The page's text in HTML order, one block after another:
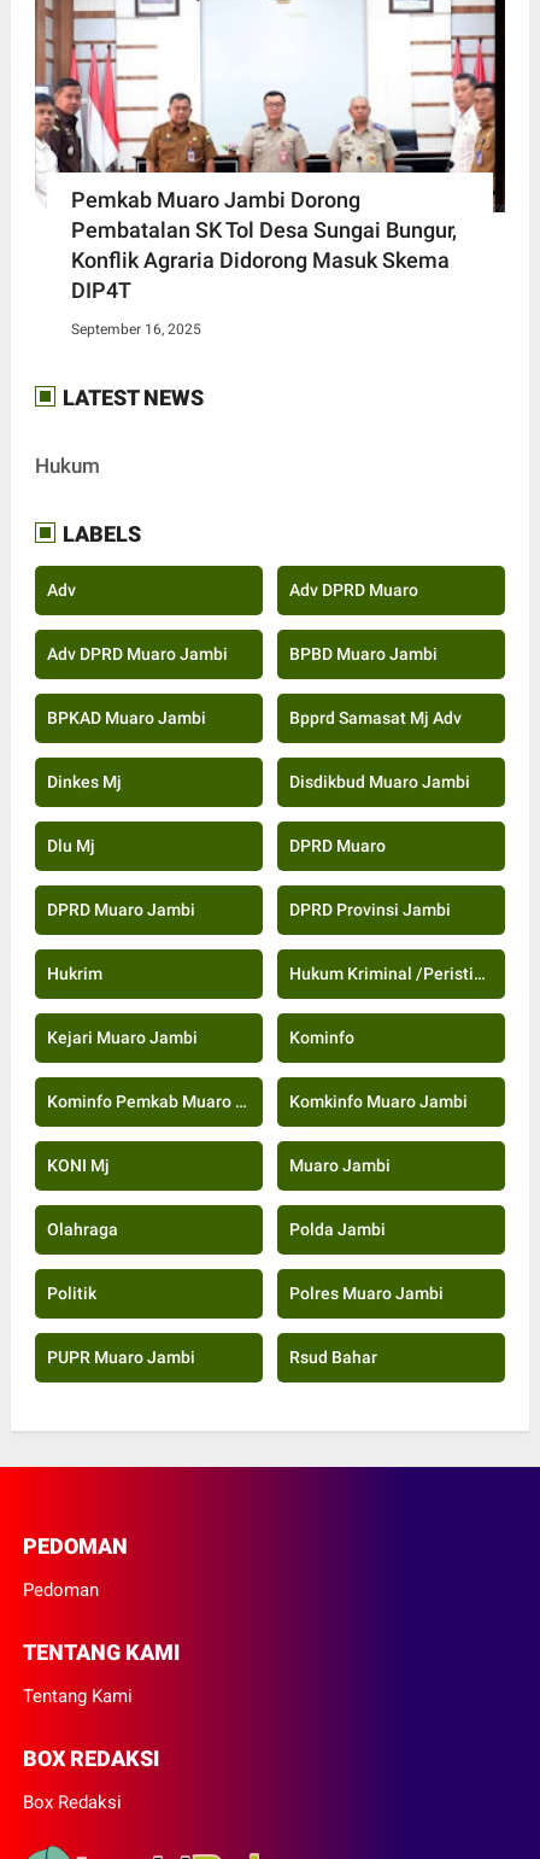
Pemkab Muaro Jambi Dorong
Pembatalan SK Tol Desa Sungai Bungur,
Konflik Agraria Didorong Masuk Skema
DIP4T
September 16, 2025
LATEST NEWS
Hukum
LABELS
Adv Adv DPRD Muaro
Adv DPRD Muaro Jambi BPBD Muaro Jambi
BPKAD Muaro Jambi Bpprd Samasat Mj Adv
Dinkes Mj Disdikbud Muaro Jambi
Dlu Mj DPRD Muaro
DPRD Muaro Jambi DPRD Provinsi Jambi
Hukrim Hukum Kriminal /Peristiwa
Kejari Muaro Jambi Kominfo
Kominfo Pemkab Muaro Jambi Komkinfo Muaro Jambi
KONI Mj Muaro Jambi
Olahraga Polda Jambi
Politik Polres Muaro Jambi
PUPR Muaro Jambi Rsud Bahar
PEDOMAN
Pedoman
TENTANG KAMI
Tentang Kami
BOX REDAKSI
Box Redaksi